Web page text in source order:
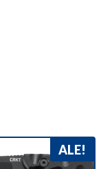
ALE!